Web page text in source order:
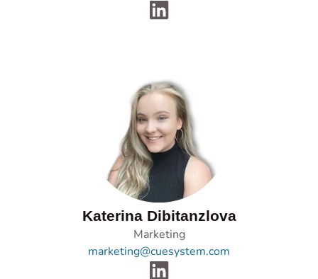
Katerina Dibitanzlova
Marketing
marketing@cuesystem.com